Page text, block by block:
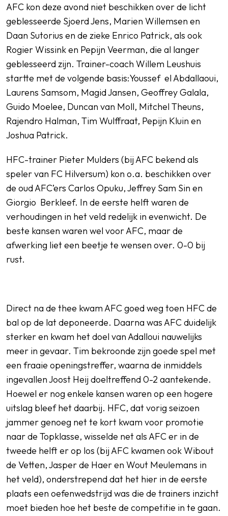
AFC kon deze avond niet beschikken over de licht
geblesseerde Sjoerd Jens, Marien Willemsen en
Daan Sutorius en de zieke Enrico Patrick, als ook
Rogier Wissink en Pepijn Veerman, die al langer
geblesseerd zijn. Trainer-coach Willem Leushuis
startte met de volgende basis:Youssef el Abdallaoui,
Laurens Samsom, Magid Jansen, Geoffrey Galala,
Guido Moelee, Duncan van Moll, Mitchel Theuns,
Rajendro Halman, Tim Wulffraat, Pepijn Kluin en
Joshua Patrick.
HFC-trainer Pieter Mulders (bij AFC bekend als
speler van FC Hilversum) kon o.a. beschikken over
de oud AFC’ers Carlos Opuku, Jeffrey Sam Sin en
Giorgio Berkleef. In de eerste helft waren de
verhoudingen in het veld redelijk in evenwicht. De
beste kansen waren wel voor AFC, maar de
afwerking liet een beetje te wensen over. 0-0 bij
rust.
Direct na de thee kwam AFC goed weg toen HFC de
bal op de lat deponeerde. Daarna was AFC duidelijk
sterker en kwam het doel van Adalloui nauwelijks
meer in gevaar. Tim bekroonde zijn goede spel met
een fraaie openingstreffer, waarna de inmiddels
ingevallen Joost Heij doeltreffend 0-2 aantekende.
Hoewel er nog enkele kansen waren op een hogere
uitslag bleef het daarbij. HFC, dat vorig seizoen
jammer genoeg net te kort kwam voor promotie
naar de Topklasse, wisselde net als AFC er in de
tweede helft er op los (bij AFC kwamen ook Wibout
de Vetten, Jasper de Haer en Wout Meulemans in
het veld), onderstrepend dat het hier in de eerste
plaats een oefenwedstrijd was die de trainers inzicht
moet bieden hoe het beste de competitie in te gaan.